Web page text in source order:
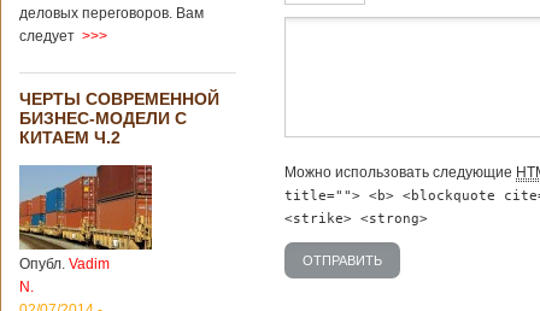
деловых переговоров. Вам
следует >>>
ЧЕРТЫ СОВРЕМЕННОЙ
БИЗНЕС-МОДЕЛИ С
КИТАЕМ Ч.2
Опубл. Vadim
N.
Можно использовать следующие
title=""> <b> <blockquote
<strike> <strong>